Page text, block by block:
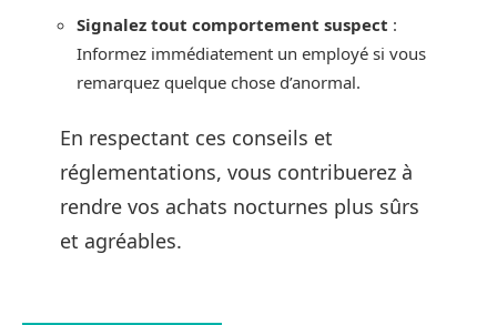
Signalez tout comportement suspect :
Informez immédiatement un employé si vous
remarquez quelque chose d’anormal.
En respectant ces conseils et
réglementations, vous contribuerez à
rendre vos achats nocturnes plus sûrs
et agréables.